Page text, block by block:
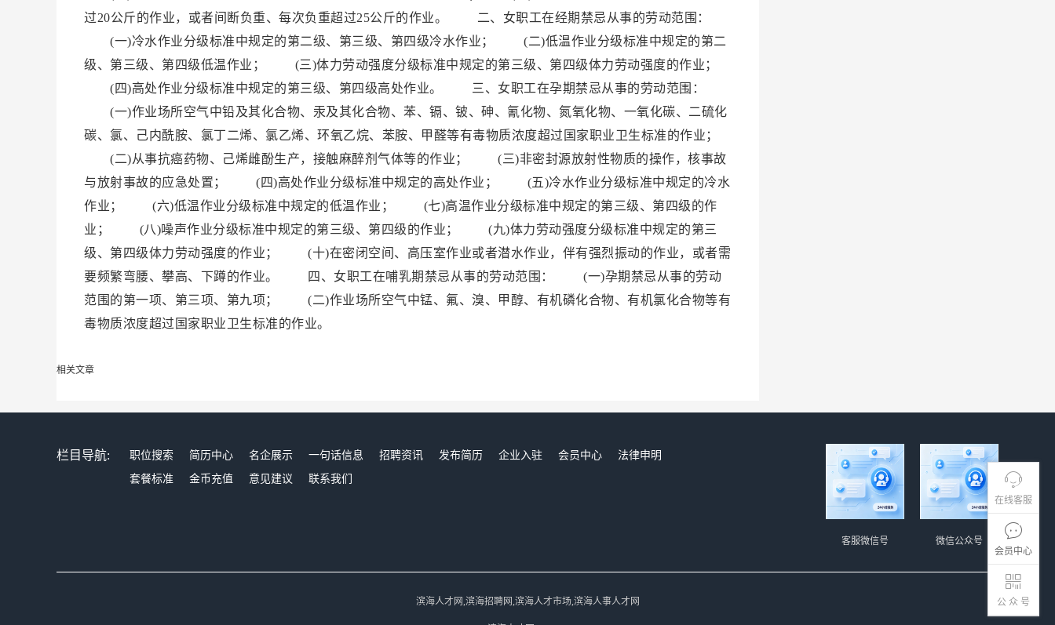
在线客服
会员中心
公 众 号
过20公斤的作业，或者间断负重、每次负重超过25公斤的作业。 二、女职工在经期禁忌从事的劳动范围：
(一)冷水作业分级标准中规定的第二级、第三级、第四级冷水作业； (二)低温作业分级标准中规定的第二
级、第三级、第四级低温作业； (三)体力劳动强度分级标准中规定的第三级、第四级体力劳动强度的作业；
(四)高处作业分级标准中规定的第三级、第四级高处作业。 三、女职工在孕期禁忌从事的劳动范围：
(一)作业场所空气中铅及其化合物、汞及其化合物、苯、镉、铍、砷、氰化物、氮氧化物、一氧化碳、二硫化
碳、氯、己内酰胺、氯丁二烯、氯乙烯、环氧乙烷、苯胺、甲醛等有毒物质浓度超过国家职业卫生标准的作业；
(二)从事抗癌药物、己烯雌酚生产，接触麻醉剂气体等的作业； (三)非密封源放射性物质的操作，核事故
与放射事故的应急处置； (四)高处作业分级标准中规定的高处作业； (五)冷水作业分级标准中规定的冷水
作业； (六)低温作业分级标准中规定的低温作业； (七)高温作业分级标准中规定的第三级、第四级的作
业； (八)噪声作业分级标准中规定的第三级、第四级的作业； (九)体力劳动强度分级标准中规定的第三
级、第四级体力劳动强度的作业； (十)在密闭空间、高压室作业或者潜水作业，伴有强烈振动的作业，或者需
要频繁弯腰、攀高、下蹲的作业。 四、女职工在哺乳期禁忌从事的劳动范围： (一)孕期禁忌从事的劳动
范围的第一项、第三项、第九项； (二)作业场所空气中锰、氟、溴、甲醇、有机磷化合物、有机氯化合物等有
毒物质浓度超过国家职业卫生标准的作业。
相关文章
栏目导航: 职位搜索 简历中心 名企展示 一句话信息 招聘资讯 发布简历 企业入驻 会员中心
法律申明
套餐标准
金币充值 意见建议 联系我们
微信公众号
客服微信号
滨海人才网,滨海招聘网,滨海人才市场,滨海人事人才网